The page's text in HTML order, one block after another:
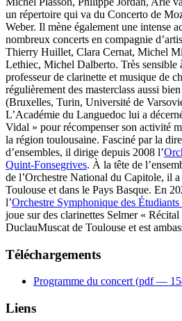
un répertoire qui va du Concerto de
Weber. Il mène également une intense
nombreux concerts en compagnie
Thierry Huillet, Clara Cernat, Michel
Lethiec, Michel Dalberto. Très sensible
professeur de clarinette et musique de
régulièrement des masterclass aussi
(Bruxelles, Turin, Université de
L’Académie du Languedoc lui a
Vidal » pour récompenser son activité
la région toulousaine. Fasciné par la
d’ensembles, il dirige depuis 2008 l’
Quint-Fonsegrives. À la tête de
de l’Orchestre National du Capitole, il
Toulouse et dans le Pays Basque. En
l’Orchestre Symphonique des
joue sur des clarinettes Selmer «
DuclauMuscat de Toulouse et est
Téléchargements
Programme du concert (pdf—
Liens